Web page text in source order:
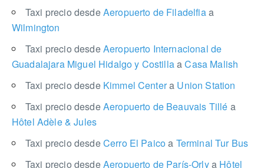
Taxi precio desdeAeropuerto de Filadelfiaa
Wilmington
Taxi precio desdeAeropuerto Internacional de
Guadalajara Miguel Hidalgo y CostillaaCasa Malish
Taxi precio desde Kimmel Centera Union Station
Taxi precio desdeAeropuerto de Beauvais Tillé a
Hôtel Adèle & Jules
Taxi precio desdeCerro El Paicoa Terminal Tur Bus
Taxi precio desdeAeropuerto de París-Orlya Hôtel